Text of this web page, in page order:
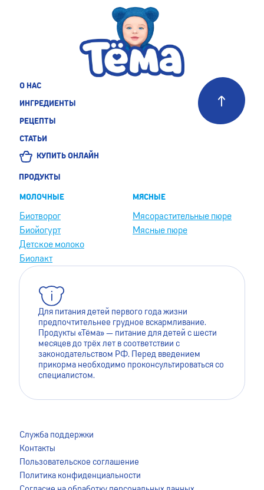
О НАС
ИНГРЕДИЕНТЫ
РЕЦЕПТЫ
СТАТЬИ
КУПИТЬ ОНЛАЙН
ПРОДУКТЫ
МОЛОЧНЫЕ
Биотворог
Биойогурт
Детское молоко
Биолакт
МЯСНЫЕ
Мясорастительные пюре
Мясные пюре
Для питания детей первого года жизни
предпочтительнее грудное вскармливание.
Продукты «Тёма» — питание для детей с шести
месяцев до трёх лет в соответствии с
законодательством РФ. Перед введением
прикорма необходимо проконсультироваться со
специалистом.
Служба поддержки
Контакты
Пользовательское соглашение
Политика конфиденциальности
Это помогает нам сделать его более удобным для
пользователей. Оставаясь на сайте, вы даёте согласие на
сохранение файлов cookie на вашем устройстве. Для
более подробной информации ознакомьтесь с
Пользовательским соглашением